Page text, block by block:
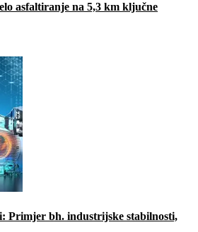
asfaltiranje na 5,3 km ključne
Primjer bh. industrijske stabilnosti,